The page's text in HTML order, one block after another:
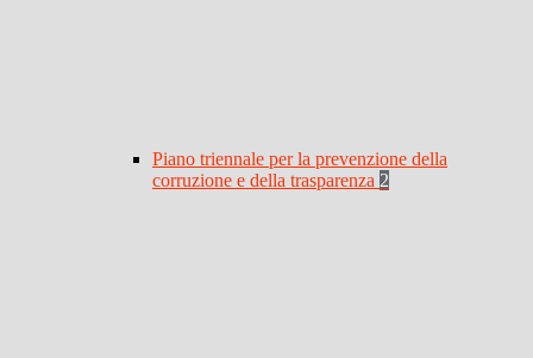
Piano triennale per la prevenzione della
corruzione e della trasparenza 2